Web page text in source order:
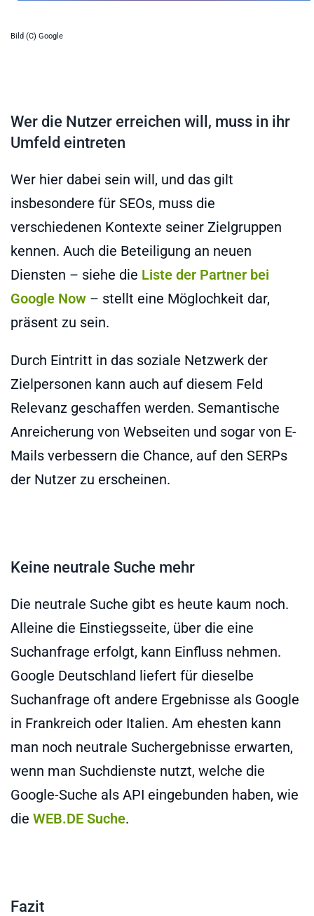
Bild (C) Google
Wer die Nutzer erreichen will, muss in ihr
Umfeld eintreten
Wer hier dabei sein will, und das gilt
insbesondere für SEOs, muss die
verschiedenen Kontexte seiner Zielgruppen
kennen. Auch die Beteiligung an neuen
Diensten – siehe die Liste der Partner bei
Google Now – stellt eine Möglochkeit dar,
präsent zu sein.
Durch Eintritt in das soziale Netzwerk der
Zielpersonen kann auch auf diesem Feld
Relevanz geschaffen werden. Semantische
Anreicherung von Webseiten und sogar von E-
Mails verbessern die Chance, auf den SERPs
der Nutzer zu erscheinen.
Keine neutrale Suche mehr
Die neutrale Suche gibt es heute kaum noch.
Alleine die Einstiegsseite, über die eine
Suchanfrage erfolgt, kann Einfluss nehmen.
Google Deutschland liefert für dieselbe
Suchanfrage oft andere Ergebnisse als Google
in Frankreich oder Italien. Am ehesten kann
man noch neutrale Suchergebnisse erwarten,
wenn man Suchdienste nutzt, welche die
Google-Suche als API eingebunden haben, wie
die WEB.DE Suche.
Fazit